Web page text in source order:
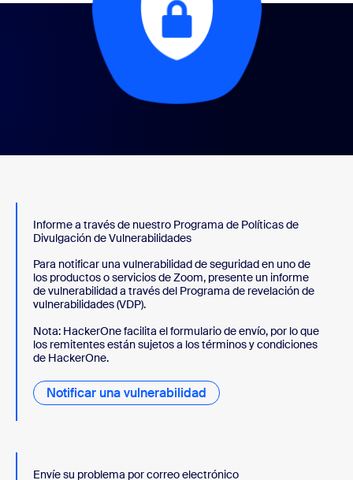
Informe a través de nuestro Programa de Políticas de
Divulgación de Vulnerabilidades
Para notificar una vulnerabilidad de seguridad en uno de
los productos o servicios de Zoom, presente un informe
de vulnerabilidad a través del Programa de revelación de
vulnerabilidades (VDP).
Nota: HackerOne facilita el formulario de envío, por lo que
los remitentes están sujetos a los términos y condiciones
de HackerOne.
Notificar una vulnerabilidad
Envíe su problema por correo electrónico